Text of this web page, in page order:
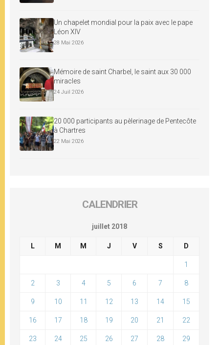
Un chapelet mondial pour la paix avec le pape
Léon XIV
28 Mai 2026
Mémoire de saint Charbel, le saint aux 30 000
miracles
24 Juil 2026
20 000 participants au pèlerinage de Pentecôte
à Chartres
22 Mai 2026
CALENDRIER
juillet 2018
L M M J V S D
1
2 3 4 5 6 7 8
9 10 11 12 13 14 15
16 17 18 19 20 21 22
23 24 25 26 27 28 29